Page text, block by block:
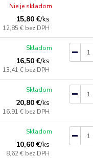
15,80 €/ks
12,85 € bez DPH
Nie je skladom
16,50 €/ks
13,41 € bez DPH
Skladom
20,80 €/ks
16,91 € bez DPH
Skladom
10,60 €/ks
8,62 € bez DPH
Skladom